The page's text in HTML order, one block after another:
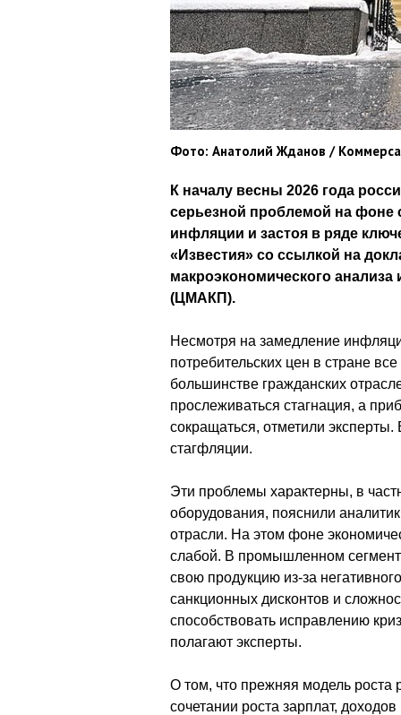
Фото: Анатолий Жданов /
К началу весны 2026 года
серьезной проблемой на
инфляции и застоя в ряде
«Известия» со ссылкой на
макроэкономического анализа
(ЦМАКП).
Несмотря на замедление
потребительских цен в стране
большинстве гражданских
прослеживаться стагнация, а
сокращаться, отметили
стагфляции.
Эти проблемы характерны, в
оборудования, пояснили
отрасли. На этом фоне
слабой. В промышленном
свою продукцию из-за
санкционных дисконтов и
способствовать исправлению
полагают эксперты.
О том, что прежняя модель роста
сочетании роста зарплат,